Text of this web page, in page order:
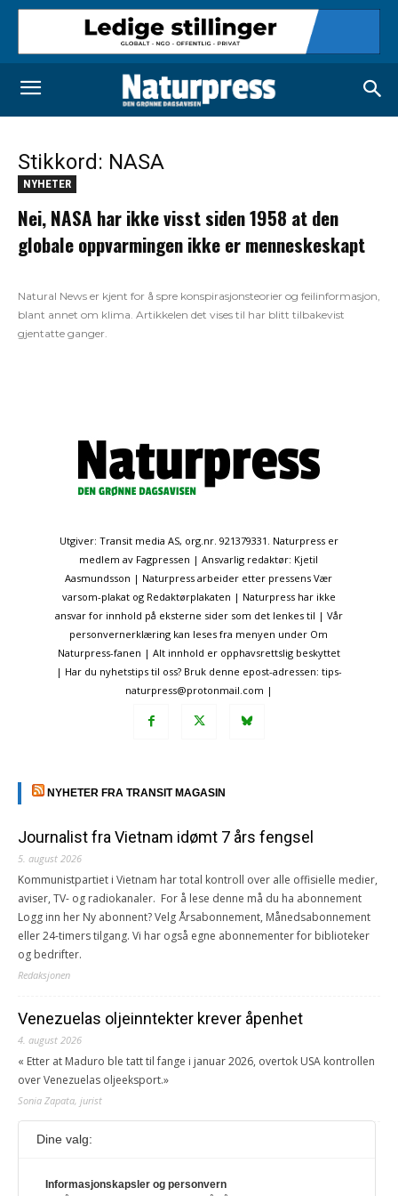
Stikkord: NASA
NYHETER
Nei, NASA har ikke visst siden 1958 at den
globale oppvarmingen ikke er menneskeskapt
Natural News er kjent for å spre konspirasjonsteorier og feilinformasjon,
blant annet om klima. Artikkelen det vises til har blitt tilbakevist
gjentatte ganger.
Utgiver: Transit media AS, org.nr. 921379331. Naturpress er
medlem av Fagpressen | Ansvarlig redaktør: Kjetil
Aasmundsson | Naturpress arbeider etter pressens Vær
varsom-plakat og Redaktørplakaten | Naturpress har ikke
ansvar for innhold på eksterne sider som det lenkes til | Vår
personvernerklæring kan leses fra menyen under Om
Naturpress-fanen | Alt innhold er opphavsrettslig beskyttet
| Har du nyhetstips til oss? Bruk denne epost-adressen: tips-
naturpress@protonmail.com |
NYHETER FRA TRANSIT MAGASIN
Journalist fra Vietnam idømt 7 års fengsel
5. august 2026
Kommunistpartiet i Vietnam har total kontroll over alle offisielle medier,
aviser, TV- og radiokanaler. For å lese denne må du ha abonnement
Logg inn her Ny abonnent? Velg Årsabonnement, Månedsabonnement
eller 24-timers tilgang. Vi har også egne abonnementer for biblioteker
og bedrifter.
Redaksjonen
Venezuelas oljeinntekter krever åpenhet
4. august 2026
« Etter at Maduro ble tatt til fange i januar 2026, overtok USA kontrollen
over Venezuelas oljeeksport.»
Sonia Zapata, jurist
117,8 millioner er på flukt, en nedgang fra forrige
1. august 2026
Dine valg:
Informasjonskapsler og personvern